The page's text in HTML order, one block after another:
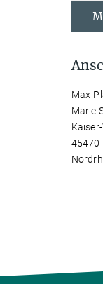
Max-
Marie
45470